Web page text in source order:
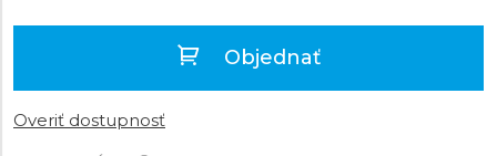
Objednať
Overiť dostupnosť